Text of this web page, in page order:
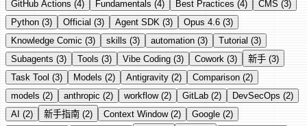
GitHub Actions (4) Fundamentals (4) Best Practices (4) CMS (3)
Python (3) Official (3) Agent SDK (3) Opus 4.6 (3)
Knowledge Comic (3) skills (3) automation (3) Tutorial (3)
Subagents (3) Tools (3) Vibe Coding (3) Cowork (3) 新手 (3)
Task Tool (3) Models (2) Antigravity (2) Comparison (2)
models (2) anthropic (2) workflow (2) GitLab (2) DevSecOps (2)
AI (2) 新手指南 (2) Context Window (2) Google (2)